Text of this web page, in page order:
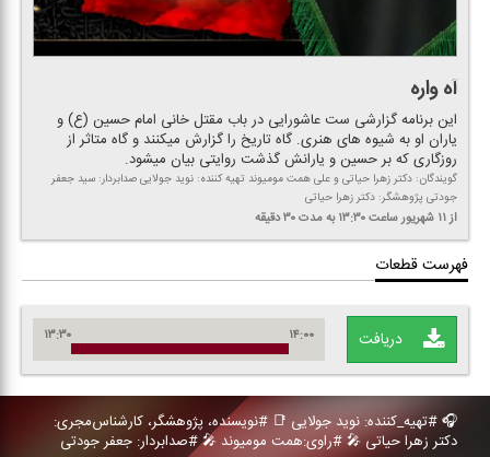
آه واره
این برنامه گزارشی ست عاشورایی در باب مقتل خانی امام حسین (ع) و
یاران او به شیوه های هنری. گاه تاریخ را گزارش میكنند و گاه متاثر از
روزگاری كه بر حسین و یارانش گذشت روایتی بیان میشود.
گویندگان: دكتر زهرا حیاتی و علی همت مومیوند تهیه كننده: نوید جولایی صدابردار: سید جعفر
جودتی پژوهشگر: دكتر زهرا حیاتی
از ۱۱ شهریور ساعت ۱۳:۳۰ به مدت ۳۰ دقیقه
فهرست قطعات
دریافت ۱۳:۳۰ ۱۴:۰۰
🎧 #تهیه_كننده: نوید جولایی 📑 #نویسنده، پژوهشگر، كارشناس‌مجری:
دكتر زهرا حیاتی 🎤 #راوی:همت مومیوند 🎤 #صدابردار: جعفر جودتی